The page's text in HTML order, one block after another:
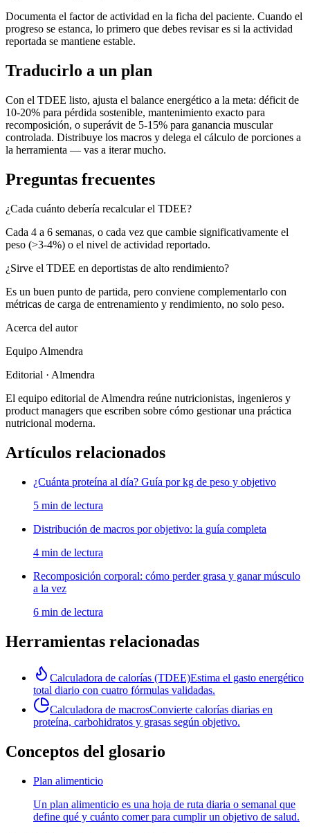
Documenta el factor de actividad en la ficha del paciente. Cuando el
progreso se estanca, lo primero que debes revisar es si la actividad
reportada se mantiene estable.
Traducirlo a un plan
Con el TDEE listo, ajusta el balance energético a la meta: déficit de
10-20% para pérdida sostenible, mantenimiento exacto para
recomposición, o superávit de 5-15% para ganancia muscular
controlada. Distribuye los macros y delega el cálculo de porciones a
la herramienta — vas a iterar mucho.
Preguntas frecuentes
¿Cada cuánto debería recalcular el TDEE?
Cada 4 a 6 semanas, o cada vez que cambie significativamente el
peso (>3-4%) o el nivel de actividad reportado.
¿Sirve el TDEE en deportistas de alto rendimiento?
Es un buen punto de partida, pero conviene complementarlo con
métricas de carga de entrenamiento y rendimiento, no solo peso.
Acerca del autor
Equipo Almendra
Editorial · Almendra
El equipo editorial de Almendra reúne nutricionistas, ingenieros y
product managers que escriben sobre cómo gestionar una práctica
nutricional moderna.
Artículos relacionados
¿Cuánta proteína al día? Guía por kg de peso y objetivo
5 min de lectura
Distribución de macros por objetivo: la guía completa
4 min de lectura
Recomposición corporal: cómo perder grasa y ganar músculo
a la vez
6 min de lectura
Herramientas relacionadas
Calculadora de calorías (TDEE)Estima el gasto energético
total diario con cuatro fórmulas validadas.
Calculadora de macrosConvierte calorías diarias en
proteína, carbohidratos y grasas según objetivo.
Conceptos del glosario
Plan alimenticio
Un plan alimenticio es una hoja de ruta diaria o semanal que
define qué y cuánto comer para cumplir un objetivo de salud.